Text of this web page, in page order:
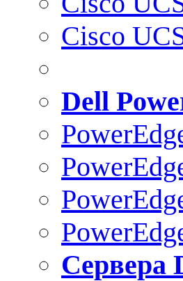
Cisco
Dell
Сервера